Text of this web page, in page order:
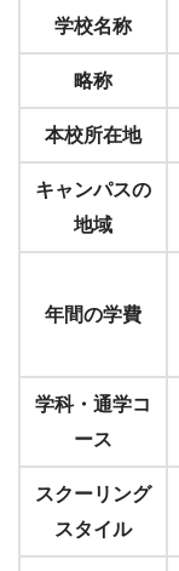
学校名称
略称
本校所在地
キャンパスの
地域
年間の学費
学科・通学コ
ース
スクーリング
スタイル